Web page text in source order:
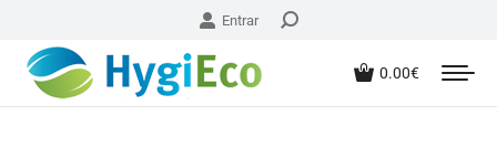
Entrar
0.00€